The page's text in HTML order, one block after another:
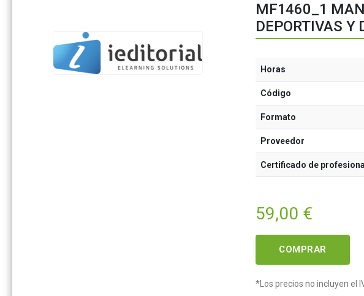
MF1460_1
DEPORTIVAS Y
Horas
Código
Formato
Proveedor
Certificado de
59,00 €
COMPRAR
*Los precios no incluyen el